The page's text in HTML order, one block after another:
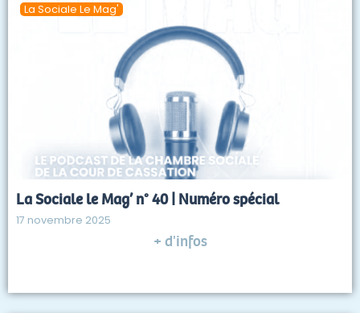
La Sociale Le Mag'
La Sociale le Mag’ n° 40 | Numéro spécial
17 novembre 2025
+ d'infos